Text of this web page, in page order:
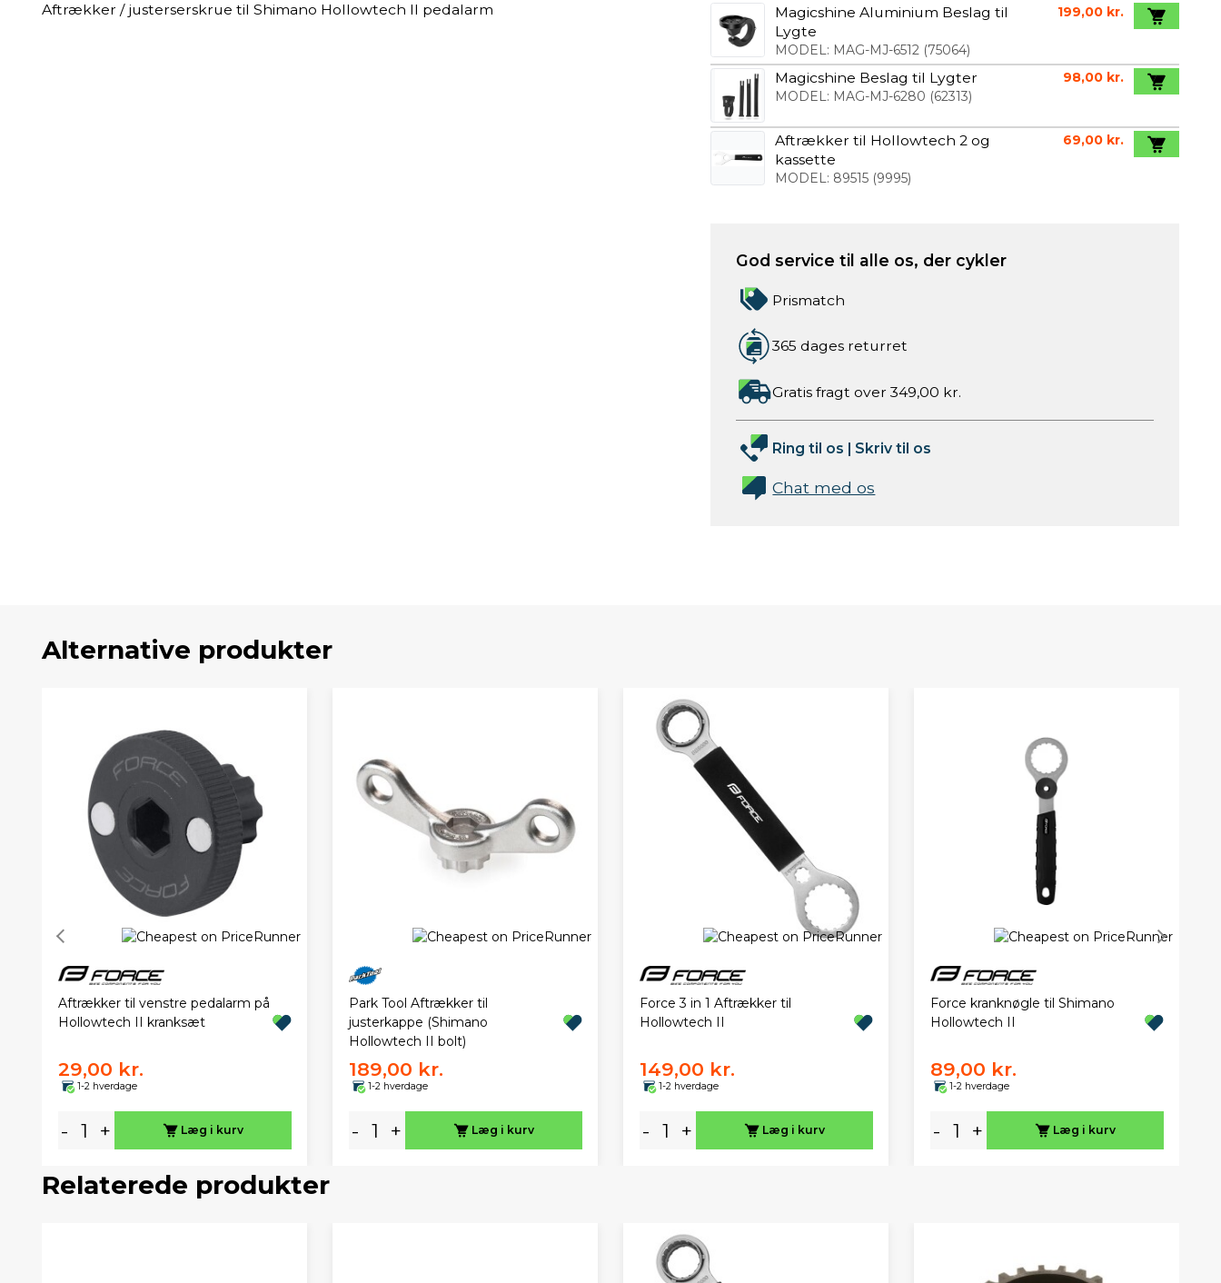
Aftrækker / justerserskrue til Shimano Hollowtech II pedalarm
Magicshine Aluminium Beslag til
Lygte
MODEL: MAG-MJ-6512(75064)
199,00 kr.
Magicshine Beslag til Lygter
MODEL: MAG-MJ-6280 (62313)
98,00 kr.
Aftrækker til Hollowtech 2 og
kassette
MODEL: 89515(9995)
69,00 kr.
God service til alle os, der cykler
Prismatch
365 dages returret
Gratis fragt over 349,00 kr.
Ring til os | Skriv til os
Chat med os
Alternative produkter
Aftrækker til venstre pedalarm på
Hollowtech II kranksæt
29,00 kr.
1-2 hverdage
- + Læg i kurv
Park Tool Aftrækker til
justerkappe (Shimano
Hollowtech II bolt)
189,00 kr.
1-2 hverdage
- + Læg i kurv
Force 3 in 1 Aftrækker til
Hollowtech II
149,00 kr.
1-2 hverdage
- + Læg i kurv
Force kranknøgle til Shimano
Hollowtech II
89,00 kr.
1-2 hverdage
- + Læg i kurv
Relaterede produkter